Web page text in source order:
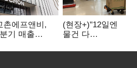
촌에프앤비,
기 매출
년보다 4.9%↑
(현장+)"12일엔
물건 다
매대 채우며 문